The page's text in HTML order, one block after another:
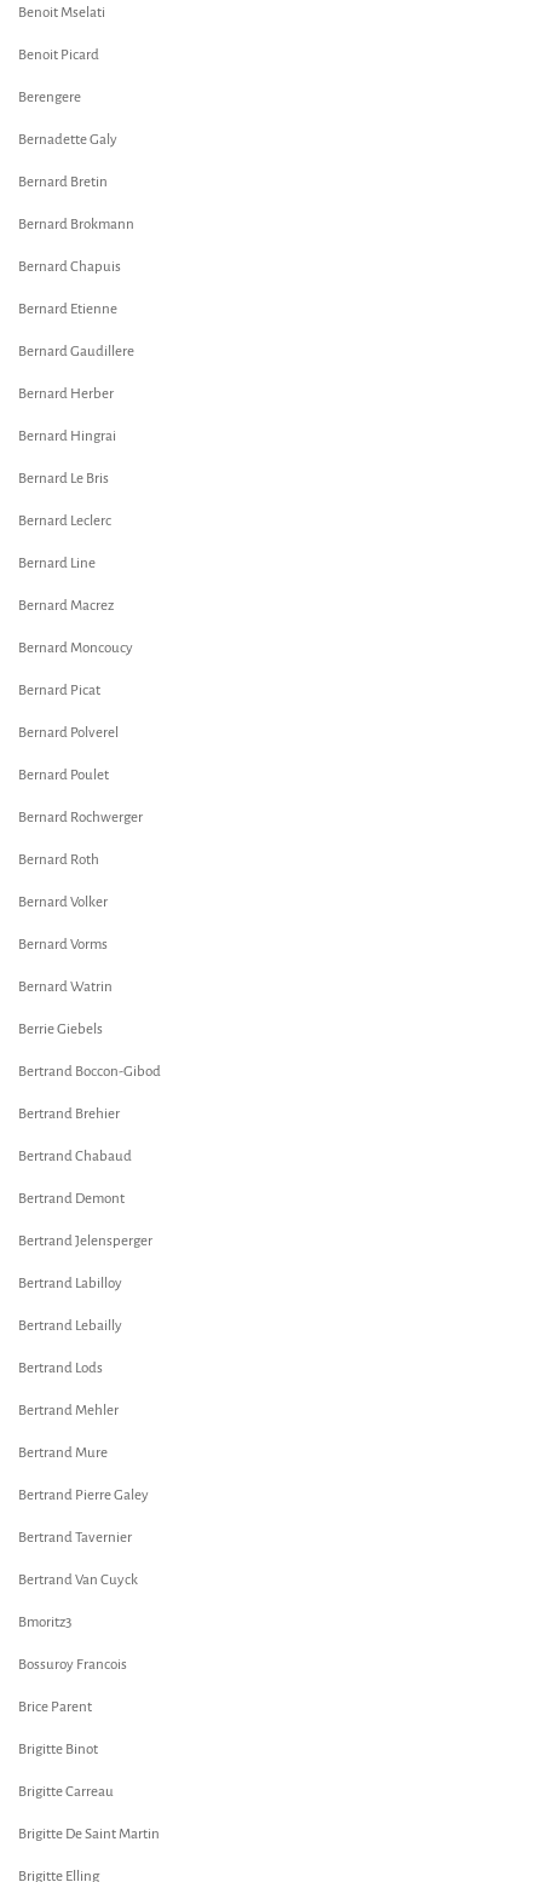
Benoit Mselati
Benoit Picard
Berengere
Bernadette Galy
Bernard Bretin
Bernard Brokmann
Bernard Chapuis
Bernard Etienne
Bernard Gaudillere
Bernard Herber
Bernard Hingrai
Bernard Le Bris
Bernard Leclerc
Bernard Line
Bernard Macrez
Bernard Moncoucy
Bernard Picat
Bernard Polverel
Bernard Poulet
Bernard Rochwerger
Bernard Roth
Bernard Volker
Bernard Vorms
Bernard Watrin
Berrie Giebels
Bertrand Boccon-Gibod
Bertrand Brehier
Bertrand Chabaud
Bertrand Demont
Bertrand Jelensperger
Bertrand Labilloy
Bertrand Lebailly
Bertrand Lods
Bertrand Mehler
Bertrand Mure
Bertrand Pierre Galey
Bertrand Tavernier
Bertrand Van Cuyck
Bmoritz3
Bossuroy Francois
Brice Parent
Brigitte Binot
Brigitte Carreau
Brigitte De Saint Martin
Brigitte Elling